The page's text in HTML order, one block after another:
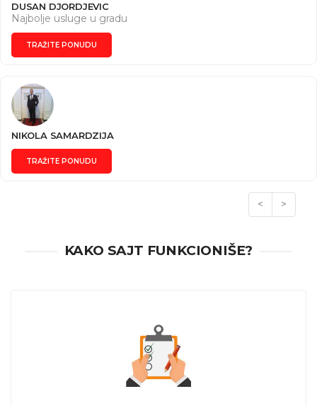
DUSAN DJORDJEVIC
Najbolje usluge u gradu
TRAŽITE PONUDU
NIKOLA SAMARDZIJA
TRAŽITE PONUDU
< >
KAKO SAJT FUNKCIONIŠE?